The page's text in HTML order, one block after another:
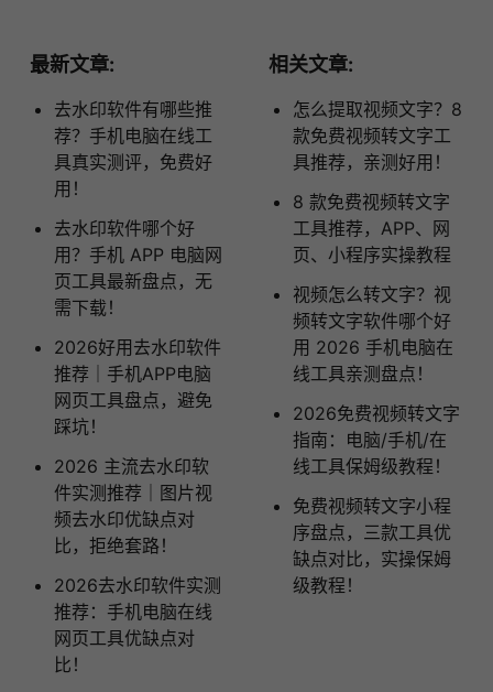
最新文章:
去水印软件有哪些推
荐？手机电脑在线工
具真实测评，免费好
用！
去水印软件哪个好
用？手机 APP 电脑网
页工具最新盘点，无
需下载！
2026好用去水印软件
推荐｜手机APP电脑
网页工具盘点，避免
踩坑！
2026 主流去水印软
件实测推荐｜图片视
频去水印优缺点对
比，拒绝套路！
2026去水印软件实测
推荐：手机电脑在线
网页工具优缺点对
比！
相关文章:
怎么提取视频文字？8
款免费视频转文字工
具推荐，亲测好用！
8 款免费视频转文字
工具推荐，APP、网
页、小程序实操教程
视频怎么转文字？视
频转文字软件哪个好
用 2026 手机电脑在
线工具亲测盘点！
2026免费视频转文字
指南：电脑/手机/在
线工具保姆级教程！
免费视频转文字小程
序盘点，三款工具优
缺点对比，实操保姆
级教程！